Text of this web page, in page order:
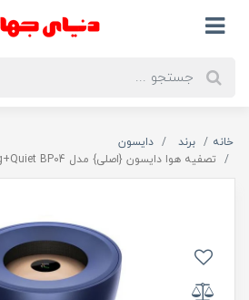
خانه برند
دایسون
تصفیه هوا دایسون {اصلی} مدل Big+Quiet BP04